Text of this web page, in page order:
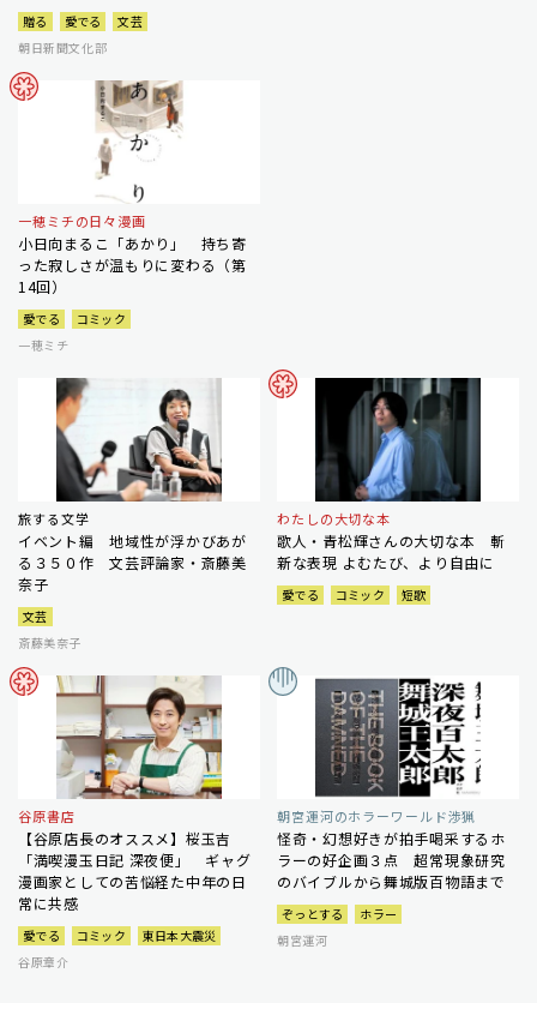
贈る 愛でる
文芸
朝日新聞文化部
一穂ミチの日々漫画
小日向まるこ「あかり」 持ち寄
った寂しさが温もりに変わる（第
14回）
愛でる
コミック
一穂ミチ
旅する文学
イベント編 地域性が浮かびあが
る３５０作 文芸評論家・斎藤美
奈子
文芸
斎藤美奈子
わたしの大切な本
歌人・青松輝さんの大切な本 斬
新な表現 よむたび、より自由に
愛でる コミック 短歌
谷原書店
【谷原店長のオススメ】桜玉吉
「満喫漫玉日記 深夜便」 ギャグ
漫画家としての苦悩経た中年の日
常に共感
愛でる コミック
東日本大震災
谷原章介
朝宮運河のホラーワールド渉猟
怪奇・幻想好きが拍手喝采するホ
ラーの好企画３点 超常現象研究
のバイブルから舞城版百物語まで
ぞっとする
ホラー
朝宮運河